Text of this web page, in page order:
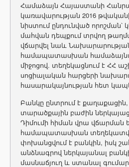
Համաձայն Հայաստանի
կառավարության 2016
նիստում ընդունված որոշման՝
մահվան դեպքում տրվող
վճարվել նաև
համապատասխան
միջոցով. տեղեկացնում է ՀՀ
սոցիալական հարցերի
հասարակայնության հետ
Բանկը ընտրում է քաղաքացին,
տարածքային բաժին
Դիմումի հիման վրա վճարման
համապատասխան
փոխանցվում է բանկին, իսկ
անձնագրով ներկայանալ
մասնաճյուղ և ստանալ